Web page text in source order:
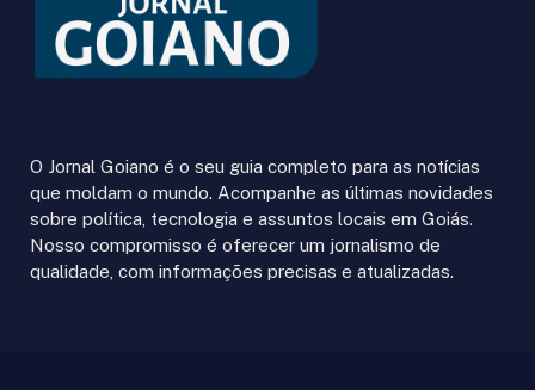
O Jornal Goiano é o seu guia completo para as notícias
que moldam o mundo. Acompanhe as últimas novidades
sobre política, tecnologia e assuntos locais em Goiás.
Nosso compromisso é oferecer um jornalismo de
qualidade, com informações precisas e atualizadas.